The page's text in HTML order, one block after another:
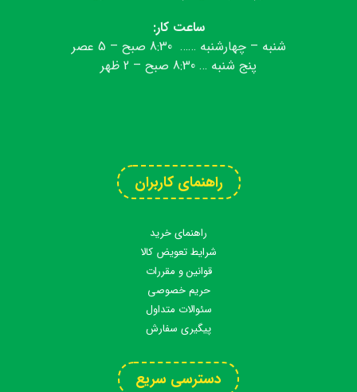
ساعت کار:
شنبه – چهارشنبه …… 8:30 صبح – 5 عصر
پنج شنبه … 8:30 صبح – 2 ظهر
راهنمای کاربران
راهنمای خرید
شرایط تعویض کالا
قوانین و مقررات
حریم خصوصی
سئوالات متداول
پیگیری سفارش
دسترسی سریع